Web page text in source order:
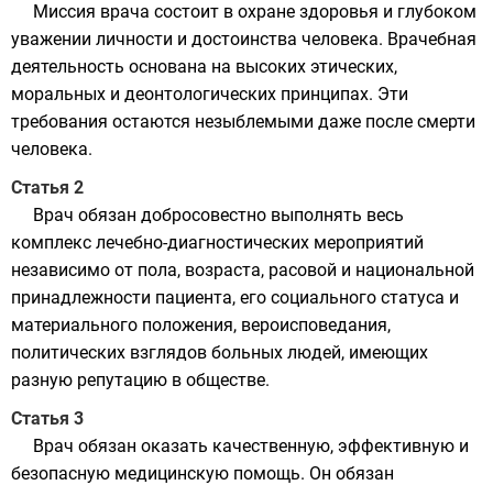
Миссия врача состоит в охране здоровья и глубоком
уважении личности и достоинства человека. Врачебная
деятельность основана на высоких этических,
моральных и деонтологических принципах. Эти
требования остаются незыблемыми даже после смерти
человека.
Статья 2
Врач обязан добросовестно выполнять весь
комплекс лечебно-диагностических мероприятий
независимо от пола, возраста, расовой и национальной
принадлежности пациента, его социального статуса и
материального положения, вероисповедания,
политических взглядов больных людей, имеющих
разную репутацию в обществе.
Статья 3
Врач обязан оказать качественную, эффективную и
безопасную медицинскую помощь. Он обязан